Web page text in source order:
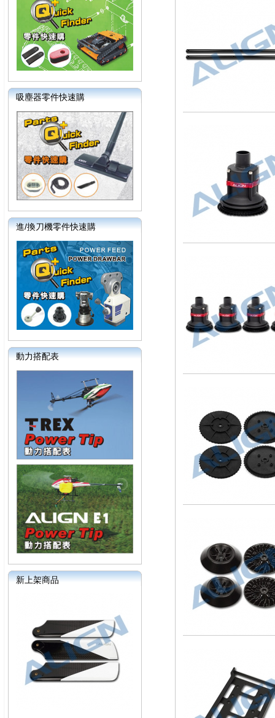
吸塵器零件快速購
進/換刀機零件快速購
動力搭配表
新上架商品